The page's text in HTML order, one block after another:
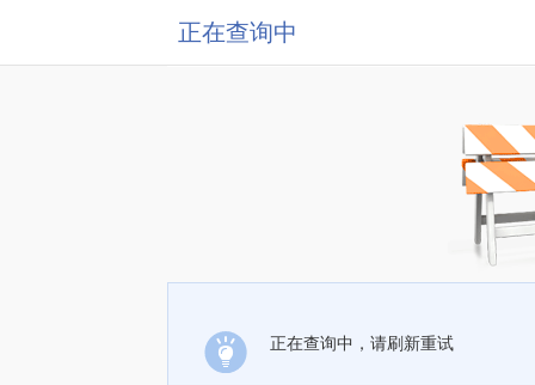
正在查询中
正在查询中，请刷新重试